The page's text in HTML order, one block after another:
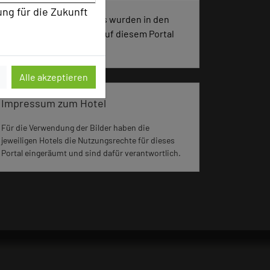
für die Zukunft
Alle akzeptieren
1917 Seiten dieses Hotels wurden in den
vergangenen 30 Tagen auf diesem Portal
Impressum zum Hotel
Für die Verwendung der Bilder haben die
jeweiligen Hotels die Nutzungsrechte für dieses
Portal eingeräumt und sind dafür verantwortlich.